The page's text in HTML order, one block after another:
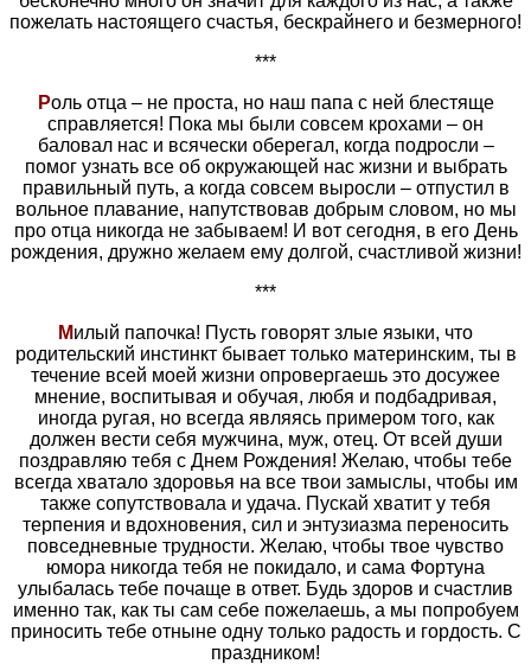
пожелать настоящего счастья, бескрайнего и безмерного!
***
Роль отца – не проста, но наш папа с ней блестяще
справляется! Пока мы были совсем крохами – он
баловал нас и всячески оберегал, когда подросли –
помог узнать все об окружающей нас жизни и выбрать
правильный путь, а когда совсем выросли – отпустил в
вольное плавание, напутствовав добрым словом, но мы
про отца никогда не забываем! И вот сегодня, в его День
рождения, дружно желаем ему долгой, счастливой жизни!
***
Милый папочка! Пусть говорят злые языки, что
родительский инстинкт бывает только материнским, ты в
течение всей моей жизни опровергаешь это досужее
мнение, воспитывая и обучая, любя и подбадривая,
иногда ругая, но всегда являясь примером того, как
должен вести себя мужчина, муж, отец. От всей души
поздравляю тебя с Днем Рождения! Желаю, чтобы тебе
всегда хватало здоровья на все твои замыслы, чтобы им
также сопутствовала и удача. Пускай хватит у тебя
терпения и вдохновения, сил и энтузиазма переносить
повседневные трудности. Желаю, чтобы твое чувство
юмора никогда тебя не покидало, и сама Фортуна
улыбалась тебе почаще в ответ. Будь здоров и счастлив
именно так, как ты сам себе пожелаешь, а мы попробуем
приносить тебе отныне одну только радость и гордость. С
праздником!